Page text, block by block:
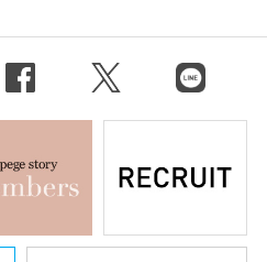
X（旧Twitter） LINE